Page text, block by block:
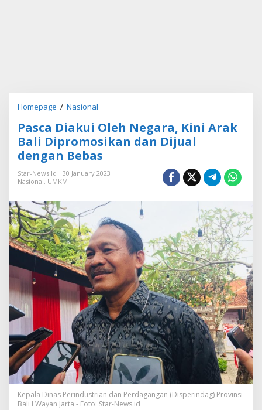
Homepage / Nasional
s
c
a
D
i
O
l
e
h
N
e
g
a
r
a
,
K
i
n
i
A
r
a
Pasca Diakui Oleh Negara, Kini Arak
Bali Dipromosikan dan Dijual
dengan Bebas
Star-News.id
30 January 2023
Nasional, UMKM
Kepala Dinas Perindustrian dan Perdagangan (Disperindag) Provinsi
Bali I Wayan Jarta - Foto: Star-News.id